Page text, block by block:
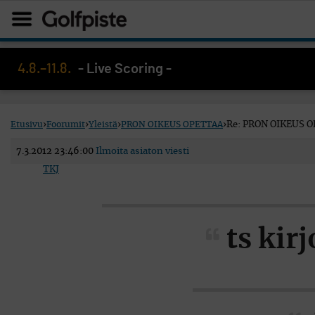
4.8.–11.8. - Live Scoring -
Etusivu›Foorumit›Yleistä›PRON OIKEUS OPETTAA›Re: PRON OIKEUS
7.3.2012 23:46:00 Ilmoita asiaton viesti
TKJ
ts